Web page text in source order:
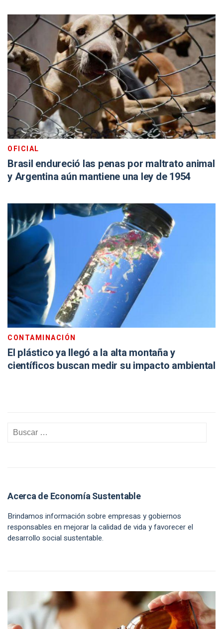
OFICIAL
Brasil endureció las penas por maltrato animal
y Argentina aún mantiene una ley de 1954
CONTAMINACIÓN
El plástico ya llegó a la alta montaña y
científicos buscan medir su impacto ambiental
Acerca de Economía Sustentable
Brindamos información sobre empresas y gobiernos
responsables en mejorar la calidad de vida y favorecer el
desarrollo social sustentable.